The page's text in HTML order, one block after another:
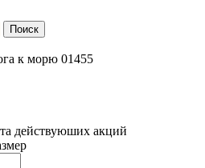
Поиск
к морю 01455
действуюших акций